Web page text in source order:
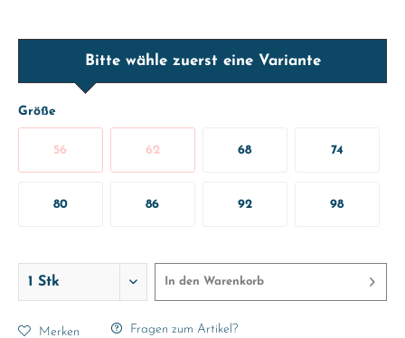
Bitte wähle zuerst eine Variante
Größe
56 62 68 74
80 86 92 98
In den Warenkorb
Merken Fragen zum Artikel?